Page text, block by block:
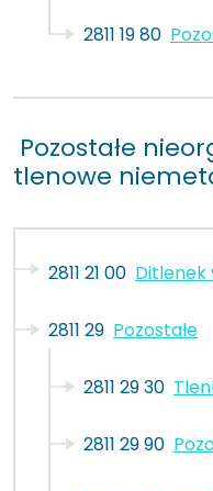
2811 19 80
Pozostałe
tlenowe
2811 21 00 Ditlenek
2811 29 Pozostałe
2811 29 30
2811 29 90